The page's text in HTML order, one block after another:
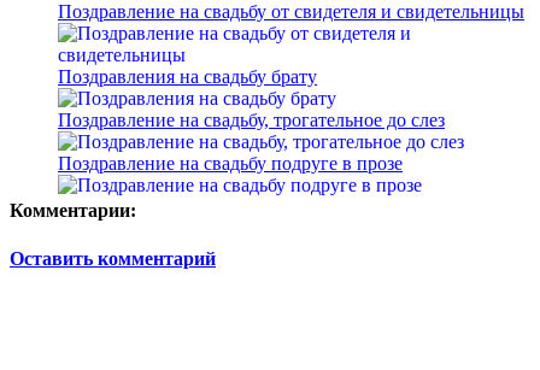
Поздравление на свадьбу от свидетеля и свидетельницы
Поздравления на свадьбу брату
Поздравление на свадьбу, трогательное до слез
Поздравление на свадьбу подруге в прозе
Комментарии:
Оставить комментарий